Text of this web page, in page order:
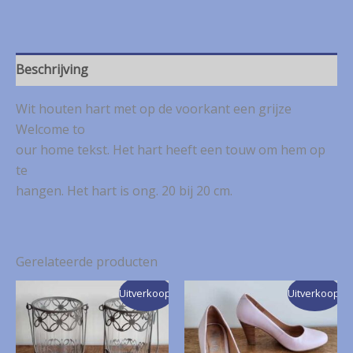
Beschrijving
Wit houten hart met op de voorkant een grijze
Welcome to
our home tekst. Het hart heeft een touw om hem op
te
hangen. Het hart is ong. 20 bij 20 cm.
Gerelateerde producten
Uitverkoop! Uitverkoop!